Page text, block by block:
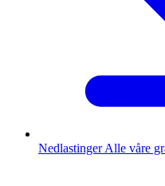
Nedlastinger Alle våre